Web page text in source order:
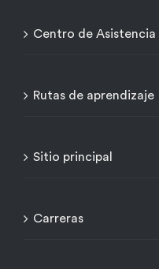
Centro de Asistencia
Rutas de aprendizaje
Sitio principal
Carreras